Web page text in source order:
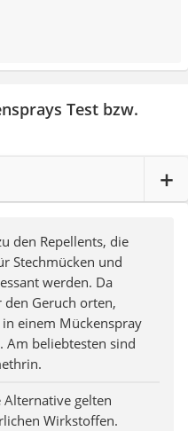
Test bzw.
den Repellents, die
Stechmücken und
werden. Da
Geruch orten,
einem Mückenspray
Am beliebtesten sind
gelten
Wirkstoffen.